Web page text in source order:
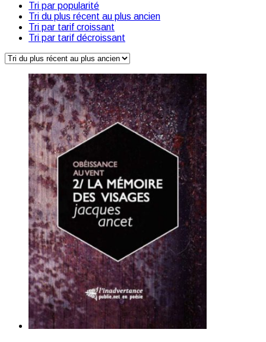
Tri par popularité
Tri du plus récent au plus ancien
Tri par tarif croissant
Tri par tarif décroissant